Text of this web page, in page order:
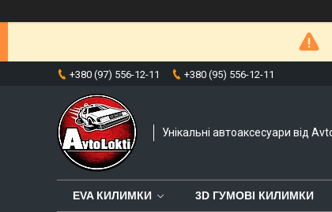
+380 (97) 556-12-11 +380 (95) 556-12-11
Унікальні автоаксесуари від
EVA КИЛИМКИ 3D ГУМОВІ КИЛИМКИ